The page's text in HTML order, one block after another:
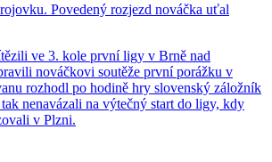
Povedený rozjezd nováčka uťal
ve 3. kole první ligy v Brně nad
nováčkovi soutěže první porážku v
rozhodl po hodině hry slovenský záložník
nenavázali na výtečný start do ligy, kdy
v Plzni.